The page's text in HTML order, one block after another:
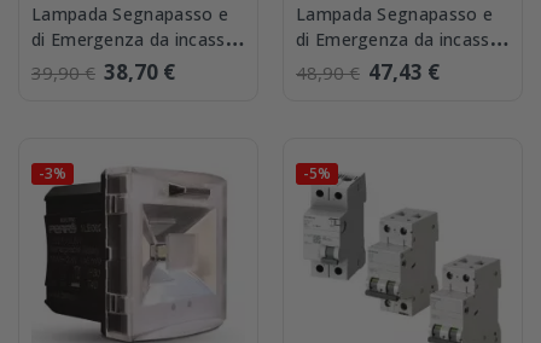
Lampada Segnapasso e
di Emergenza da incasso
Perry 1LE001
39,90 € 38,70 €
Lampada Segnapasso e
di Emergenza da incasso
frontalini Bianchi Perry
1LE001B
48,90 € 47,43 €
-3% -5%